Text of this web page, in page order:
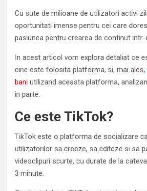
Cu sute de milioane de utilizatori activi
oportunitati imense pentru cei care
pasiunea pentru crearea de continut
In acest articol vom explora detaliat ce
cine este folosita platforma, si, mai ales,
bani utilizand aceasta platforma,
in parte.
Ce este TikTok?
TikTok este o platforma de socializare
utilizatorilor sa creeze, sa editeze si sa
videoclipuri scurte, cu durate de la
3 minute.